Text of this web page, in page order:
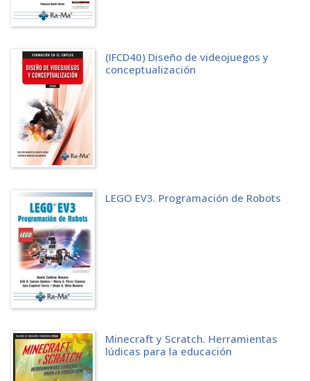
5.4.2 Multiplicidad de eventos
5.4.3 Personalización avanzada
5.4.5 Interconexión con acciones
5.4.6 Eventos repetitivos
5.4.7 Visualización y depuración
5.4.8 Creación de scripts
5.5 SINCRONIZACIÓN DE EVENTOS Y MOVIMIENTOS
5.5.1 Integración
5.5.2 Eventos de teclado y clic
5.5.3 Secuenciación
5.6 ANIMACIONES SINCRONIZADAS EN SCRATCH 3
5.7 ACTIVIDADES
5.7.1 Test de autoevaluación
5.7.2 Ejercicios prácticos
CAPÍTULO 6. CONTROL DE FLUJO
6.1 INTRODUCCIÓN
6.1.1 Relevancia del control de flujo en el contexto de Scratch 3
6.2 BLOQUES FUNDAMENTALES DE CONTROL DE FLUJO
6.2.1 Bloque Si entonces
6.2.2 Bloque Si entonces sino
6.2.4 Bloques de control
6.2.5 Ejemplos de uso de bloques de control
6.3 ESTRUCTURAS DE DECISIÓN Y REPETICIÓN
6.3.1 Estructuras de decisión: Si entonces, Si entonces sino
(IFCD40) Diseño de videojuegos y
conceptualización
LEGO EV3. Programación de Robots
Minecraft y Scratch. Herramientas
lúdicas para la educación